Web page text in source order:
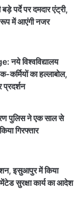
पर्दे पर दमदार एंट्री,
रूप में आएंगी नजर
विश्वविद्यालय
का हल्लाबोल,
प्रदर्शन
पुलिस ने एक साल से
गिरफ्तार
इसुआपुर में किया
सुरक्षा कार्य का आदेश